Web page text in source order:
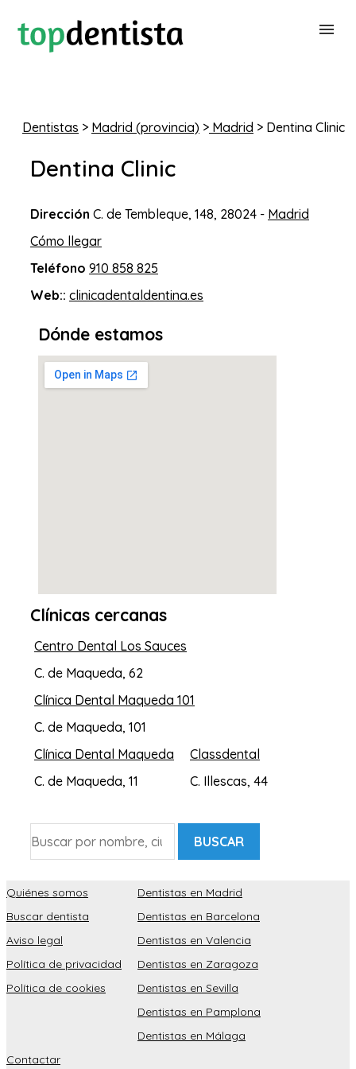
Dentistas > Madrid (provincia) > Madrid > Dentina Clinic
Dentina Clinic
Dirección C. de Tembleque, 148, 28024 - Madrid
Cómo llegar
Teléfono 910 858 825
Web:: clinicadentaldentina.es
Dónde estamos
Clínicas cercanas
Centro Dental Los Sauces
C. de Maqueda, 62
Clínica Dental Maqueda 101
C. de Maqueda, 101
Clínica Dental Maqueda
C. de Maqueda, 11
Classdental
C. Illescas, 44
BUSCAR
Quiénes somos
Buscar dentista
Aviso legal
Política de privacidad
Política de cookies
Dentistas en Madrid
Dentistas en Barcelona
Dentistas en Valencia
Dentistas en Zaragoza
Dentistas en Sevilla
Dentistas en Pamplona
Dentistas en Málaga
Contactar